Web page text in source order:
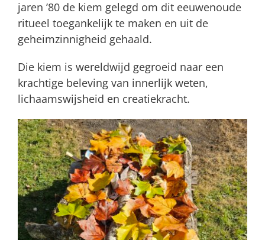
jaren ’80 de kiem gelegd om dit eeuwenoude
ritueel toegankelijk te maken en uit de
geheimzinnigheid gehaald.
Die kiem is wereldwijd gegroeid naar een
krachtige beleving van innerlijk weten,
lichaamswijsheid en creatiekracht.